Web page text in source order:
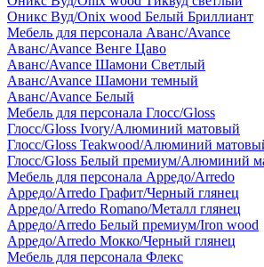
Оникс Вуд/Onix wood Белый Бриллиант
Мебель для персонала Аванс/Avance
Аванс/Avance Венге Цаво
Аванс/Avance Шамони Светлый
Аванс/Avance Шамони темный
Аванс/Avance Белый
Мебель для персонала Глосс/Gloss
Глосс/Gloss Ivory/Алюминий матовый
Глосс/Gloss Teakwood/Алюминий
Глосс/Gloss Белый премиум/Алюминий
Мебель для персонала Арредо/Arredo
Арредо/Arredo Графит/Черный глянец
Арредо/Arredo Romano/Металл глянец
Арредо/Arredo Белый премиум/Iron wood
Арредо/Arredo Мокко/Черный глянец
Мебель для персонала Флекс